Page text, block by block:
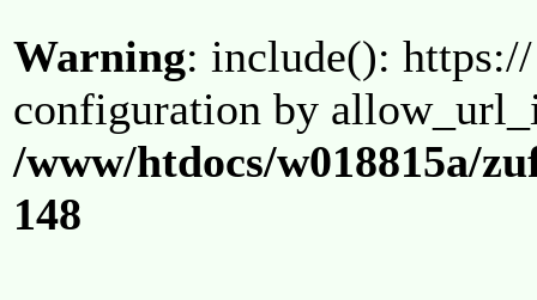
Warning: include():
configuration by
/www/htdocs/w018815a/
148